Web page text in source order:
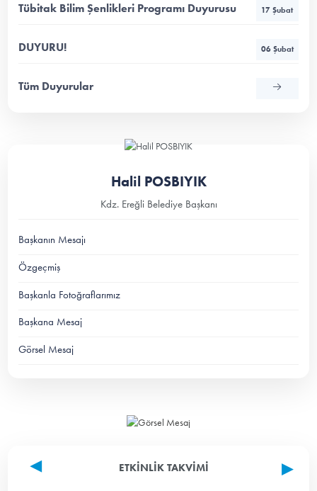
Tübitak Bilim Şenlikleri Programı Duyurusu 17 Şubat
DUYURU! 06 Şubat
Tüm Duyurular
Halil POSBIYIK
Kdz. Ereğli Belediye Başkanı
Başkanın Mesajı
Özgeçmiş
Başkanla Fotoğraflarımız
Başkana Mesaj
Görsel Mesaj
ETKINLIK TAKVIMI